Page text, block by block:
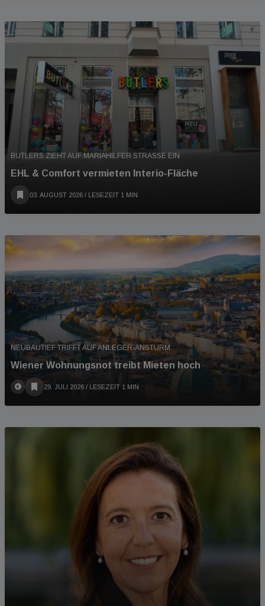
BUTLERS ZIEHT AUF MARIAHILFER STRASSE EIN
EHL & Comfort vermieten Interio-Fläche
03. AUGUST 2026 / LESEZEIT 1 MIN
NEUBAUTIEF TRIFFT AUF ANLEGER-ANSTURM
Wiener Wohnungsnot treibt Mieten hoch
29. JULI 2026 / LESEZEIT 1 MIN